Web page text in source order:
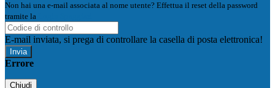
Non hai una e-mail associata al nome utente? Effettua il reset della password
tramite la
E-mail inviata, si prega di controllare la casella di posta elettronica!
Errore
Chiudi